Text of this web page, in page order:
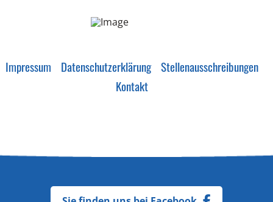
Impressum Datenschutzerklärung Stellenausschreibungen
Kontakt